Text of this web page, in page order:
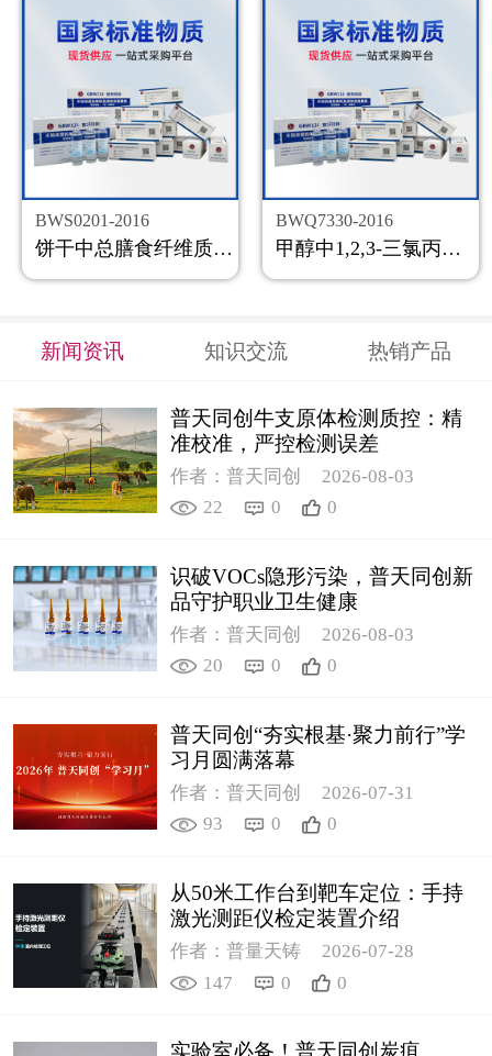
BWS0201-2016
饼干中总膳食纤维质控样品
BWQ7330-2016
甲醇中1,2,3-三氯丙烷溶液标准物质
新闻资讯 知识交流 热销产品
普天同创牛支原体检测质控：精
准校准，严控检测误差
作者：普天同创
2026-08-03
22
0 0
识破VOCs隐形污染，普天同创新
品守护职业卫生健康
作者：普天同创
2026-08-03
20
0 0
普天同创“夯实根基·聚力前行”学
习月圆满落幕
作者：普天同创
2026-07-31
93
0 0
从50米工作台到靶车定位：手持
激光测距仪检定装置介绍
作者：普量天铸
2026-07-28
147
0 0